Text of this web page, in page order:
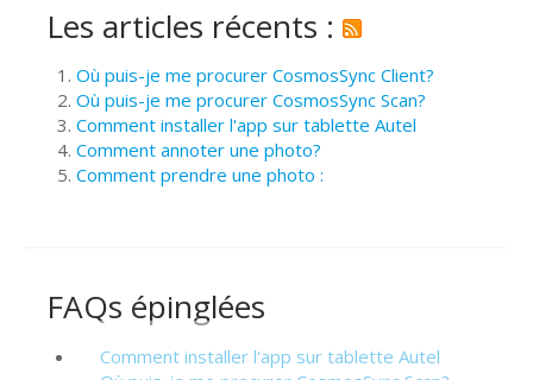
Les articles récents :
Où puis-je me procurer CosmosSync Client?
Où puis-je me procurer CosmosSync Scan?
Comment installer l'app sur tablette Autel
Comment annoter une photo?
Comment prendre une photo :
FAQs épinglées
Comment installer l'app sur tablette Autel